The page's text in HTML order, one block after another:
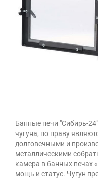
Банные печи "Сибирь-
чугуна, по праву
долговечными и
металлическими
камера в банных печах
мощь и статус. Чугун